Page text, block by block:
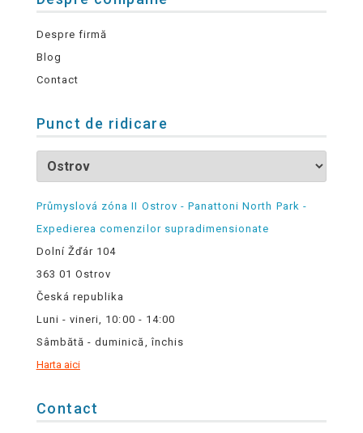
Despre firmă
Blog
Contact
Punct de ridicare
Průmyslová zóna II Ostrov - Panattoni North Park -
Expedierea comenzilor supradimensionate
Dolní Žďár 104
363 01 Ostrov
Česká republika
Luni - vineri, 10:00 - 14:00
Sâmbătă - duminică, închis
Harta aici
Contact